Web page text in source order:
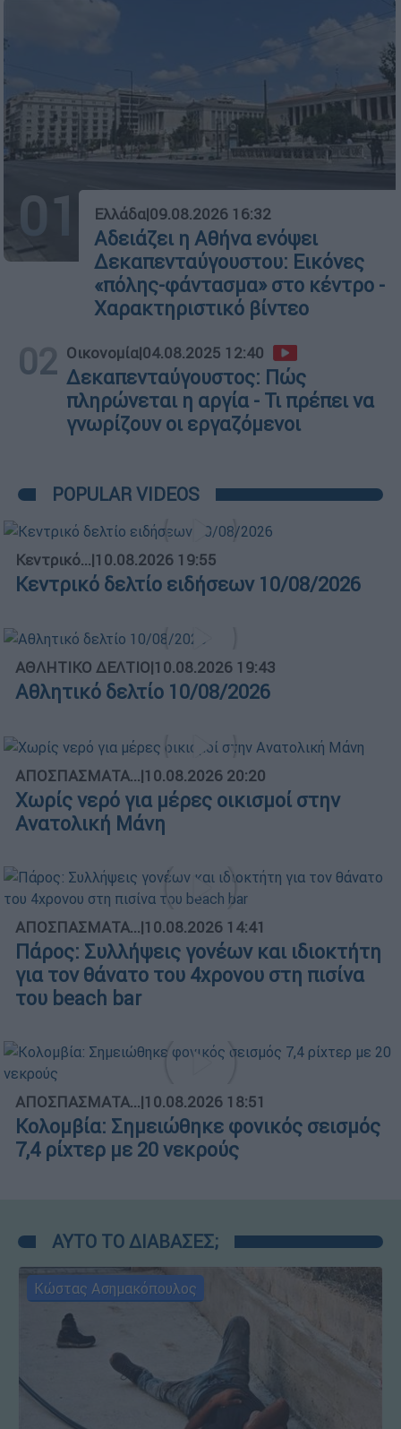
01 Ελλάδα|09.08.2026 16:32
Αδειάζει η Αθήνα ενόψει
Δεκαπενταύγουστου: Εικόνες
«πόλης-φάντασμα» στο κέντρο -
Χαρακτηριστικό βίντεο
02 Οικονομία|04.08.2025 12:40
Δεκαπενταύγουστος: Πώς
πληρώνεται η αργία - Τι πρέπει να
γνωρίζουν οι εργαζόμενοι
POPULAR VIDEOS
Κεντρικό...|10.08.2026 19:55
Κεντρικό δελτίο ειδήσεων 10/08/2026
ΑΘΛΗΤΙΚΟ ΔΕΛΤΙΟ|10.08.2026 19:43
Αθλητικό δελτίο 10/08/2026
ΑΠΟΣΠΑΣΜΑΤΑ...|10.08.2026 20:20
Χωρίς νερό για μέρες οικισμοί στην
Ανατολική Μάνη
ΑΠΟΣΠΑΣΜΑΤΑ...|10.08.2026 14:41
Πάρος: Συλλήψεις γονέων και ιδιοκτήτη
για τον θάνατο του 4χρονου στη πισίνα
του beach bar
ΑΠΟΣΠΑΣΜΑΤΑ...|10.08.2026 18:51
Κολομβία: Σημειώθηκε φονικός σεισμός
7,4 ρίχτερ με 20 νεκρούς
ΑΥΤΟ ΤΟ ΔΙΑΒΑΣΕΣ;
Κώστας Ασημακόπουλος